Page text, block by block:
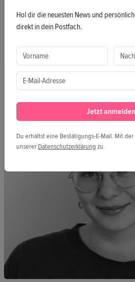
Inspiration und die
Laufen halten. Wir sehen
Hol dir die neuesten News und
direkt in dein Postfach.
Jetzt anmelden
Du erhältst eine Bestätigungs-E-Mail. Mit
unserer Datenschutzerklärung zu.